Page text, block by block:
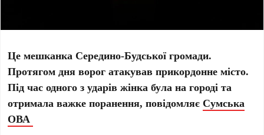
Це мешканка Середино-Будської громади.
Протягом дня ворог атакував прикордонне місто.
Під час одного з ударів жінка була на городі та
отримала важке поранення, повідомляє Сумська
ОВА